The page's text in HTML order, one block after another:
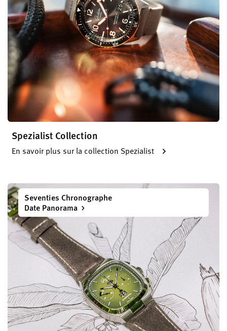
Spezialist Collection
En savoir plus sur la collection Spezialist
Seventies Chronographe
Date Panorama